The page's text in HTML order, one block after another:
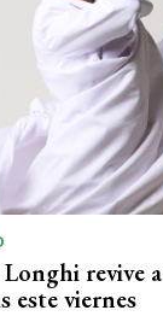
revive
este viernes